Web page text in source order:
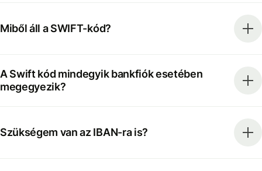
Miből áll a SWIFT-kód?
A Swift kód mindegyik bankfiók esetében
megegyezik?
Szükségem van az IBAN-ra is?